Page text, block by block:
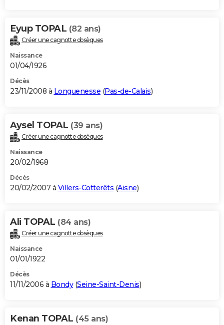
Eyup TOPAL (82 ans)
Créer une cagnotte obsèques
Naissance
01/04/1926
Décès
23/11/2008 à Longuenesse (Pas-de-Calais)
Aysel TOPAL (39 ans)
Créer une cagnotte obsèques
Naissance
20/02/1968
Décès
20/02/2007 à Villers-Cotterêts (Aisne)
Ali TOPAL (84 ans)
Créer une cagnotte obsèques
Naissance
01/01/1922
Décès
11/11/2006 à Bondy(Seine-Saint-Denis)
Kenan TOPAL (45 ans)